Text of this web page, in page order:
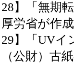
28】「無期
厚労省が作
29】「UV
（公財）古